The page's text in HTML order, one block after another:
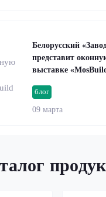
блог
09 марта
Белорусский
представит
выставке